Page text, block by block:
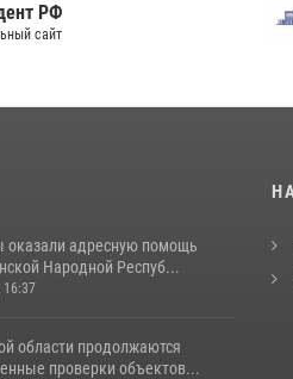
РФ
сайт
оказали адресную помощь
Народной Респуб...
16:37
области продолжаются
проверки объектов...